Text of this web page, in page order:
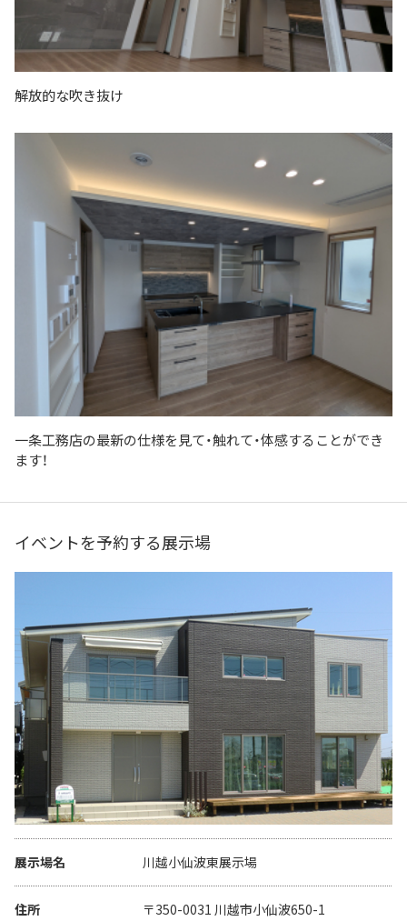
解放的な吹き抜け
一条工務店の最新の仕様を見て・触れて・体感することができ
ます！
イベントを予約する展示場
展示場名 川越小仙波東展示場
住所
〒350-0031 川越市小仙波650-1